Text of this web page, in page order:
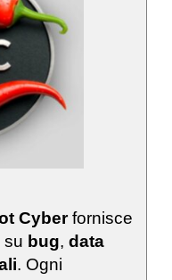
Cyberfornisce
su bug, data
. Ogni